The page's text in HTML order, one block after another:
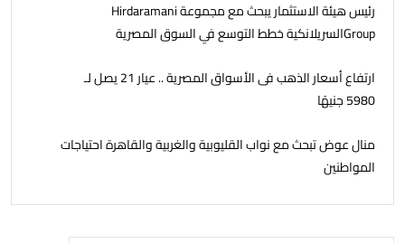
رئيس هيئة الاستثمار يبحث مع مجموعة Hirdaramani
Groupالسريلانكية خطط التوسع في السوق المصرية
ارتفاع أسعار الذهب فى الأسواق المصرية .. عيار 21 يصل لـ
5980 جنيهًا
منال عوض تبحث مع نواب القليوبية والغربية والقاهرة احتياجات
المواطنين